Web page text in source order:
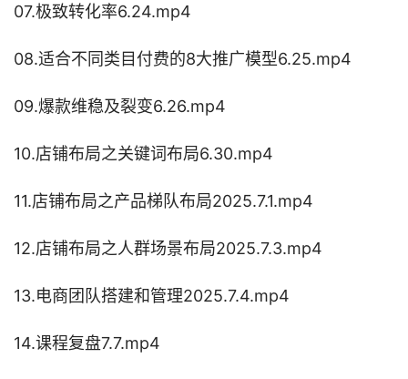
07.极致转化率6.24.mp4
08.适合不同类目付费的8大推广模型6.25.mp4
09.爆款维稳及裂变6.26.mp4
10.店铺布局之关键词布局6.30.mp4
11.店铺布局之产品梯队布局2025.7.1.mp4
12.店铺布局之人群场景布局2025.7.3.mp4
13.电商团队搭建和管理2025.7.4.mp4
14.课程复盘7.7.mp4